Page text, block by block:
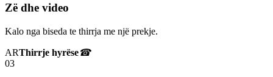
Zë dhe video
Kalo nga biseda te thirrja me një prekje.
ARThirrje hyrëse☎
03